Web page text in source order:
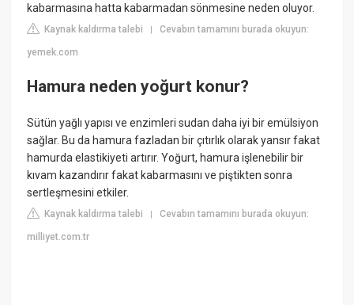
kabarmasına hatta kabarmadan sönmesine neden oluyor.
Kaynak kaldırma talebi |Cevabın tamamını burada okuyun:
yemek.com
Hamura neden yoğurt konur?
Sütün yağlı yapısı ve enzimleri sudan daha iyi bir emülsiyon
sağlar. Bu da hamura fazladan bir çıtırlık olarak yansır fakat
hamurda elastikiyeti artırır. Yoğurt, hamura işlenebilir bir
kıvam kazandırır fakat kabarmasını ve piştikten sonra
sertleşmesini etkiler.
Kaynak kaldırma talebi |Cevabın tamamını burada okuyun:
milliyet.com.tr